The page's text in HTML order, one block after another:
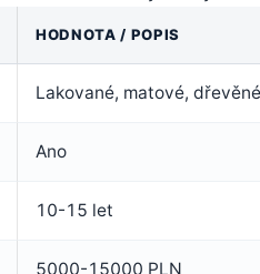
HODNOTA / POPIS
Lakované, matové, dřevěné
Ano
10-15 let
5000-15000 PLN